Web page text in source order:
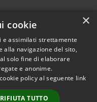
© 2026 • Comune di
Buccinasco • Powered by
Municipium•Accesso
redazione
×
cookie
e assimilati strettamente
alla navigazione del sito,
solo fine di elaborare
e anonime.
policy al seguente link
RIFIUTA TUTTO